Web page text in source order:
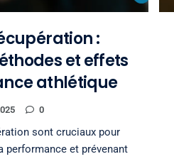
:
et effets
athlétique
0
sont cruciaux pour
performance et prévenant